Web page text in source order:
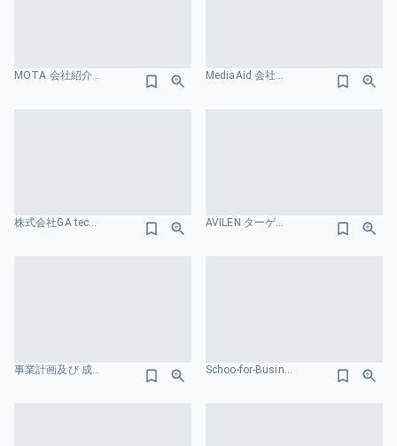
MOTA 会社紹介資料 ニーズ・課題のスライドデザイン MediaAid 会社紹介資料 ターゲット市場のスライドデザイン
株式会社GA technologies ターゲット市場のスライドデザイン AVILEN ターゲット市場のスライドデザイン
事業計画及び 成長可能性に関する事項 株式会社アスカネット 市場規模のスライドデザイン Schoo-for-Business-インパクトレポート2025 ポジショニングマップのスライドデザイン